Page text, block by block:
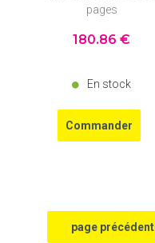
pages
180.86 €
En stock